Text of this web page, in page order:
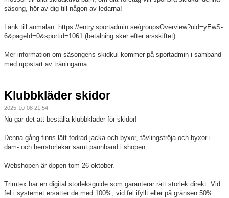
säsong, hör av dig till någon av ledarna!
Länk till anmälan: https://entry.sportadmin.se/groupsOverview?uid=yEwS-
6&pageId=0&sportid=1061 (betalning sker efter årsskiftet)
Mer information om säsongens skidkul kommer på sportadmin i samband
med uppstart av träningarna.
Klubbkläder skidor
2025-10-08 21:54
Nu går det att beställa klubbkläder för skidor!
Denna gång finns lätt fodrad jacka och byxor, tävlingströja och byxor i
dam- och herrstorlekar samt pannband i shopen.
Webshopen är öppen tom 26 oktober.
Trimtex har en digital storleksguide som garanterar rätt storlek direkt. Vid
fel i systemet ersätter de med 100%, vid fel ifyllt eller på gränsen 50%